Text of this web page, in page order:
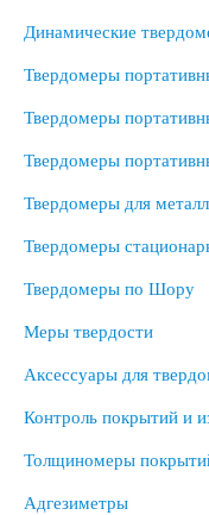
Динамические
Твердомеры
Твердомеры
Твердомеры
Твердомеры для
Твердомеры
Твердомеры по Шору
Меры твердости
Аксессуары для
Контроль покрытий и
Толщиномеры
Адгезиметры